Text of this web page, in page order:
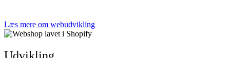
Læs mere om webudvikling